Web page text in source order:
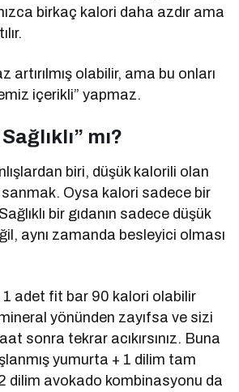
birkaç kalori daha azdır ama
artırılmış olabilir, ama bu onları
içerikli” yapmaz.
mı?
biri, düşük kalorili olan
sanmak. Oysa kalori sadece bir
bir gıdanın sadece düşük
aynı zamanda besleyici olması
1 adet fit bar 90 kalori olabilir
yönünden zayıfsa ve sizi
sonra tekrar acıkırsınız. Buna
yumurta + 1 dilim tam
dilim avokado kombinasyonu da